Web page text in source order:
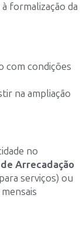
formalização da
com condições
na ampliação
no
Arrecadação
serviços) ou